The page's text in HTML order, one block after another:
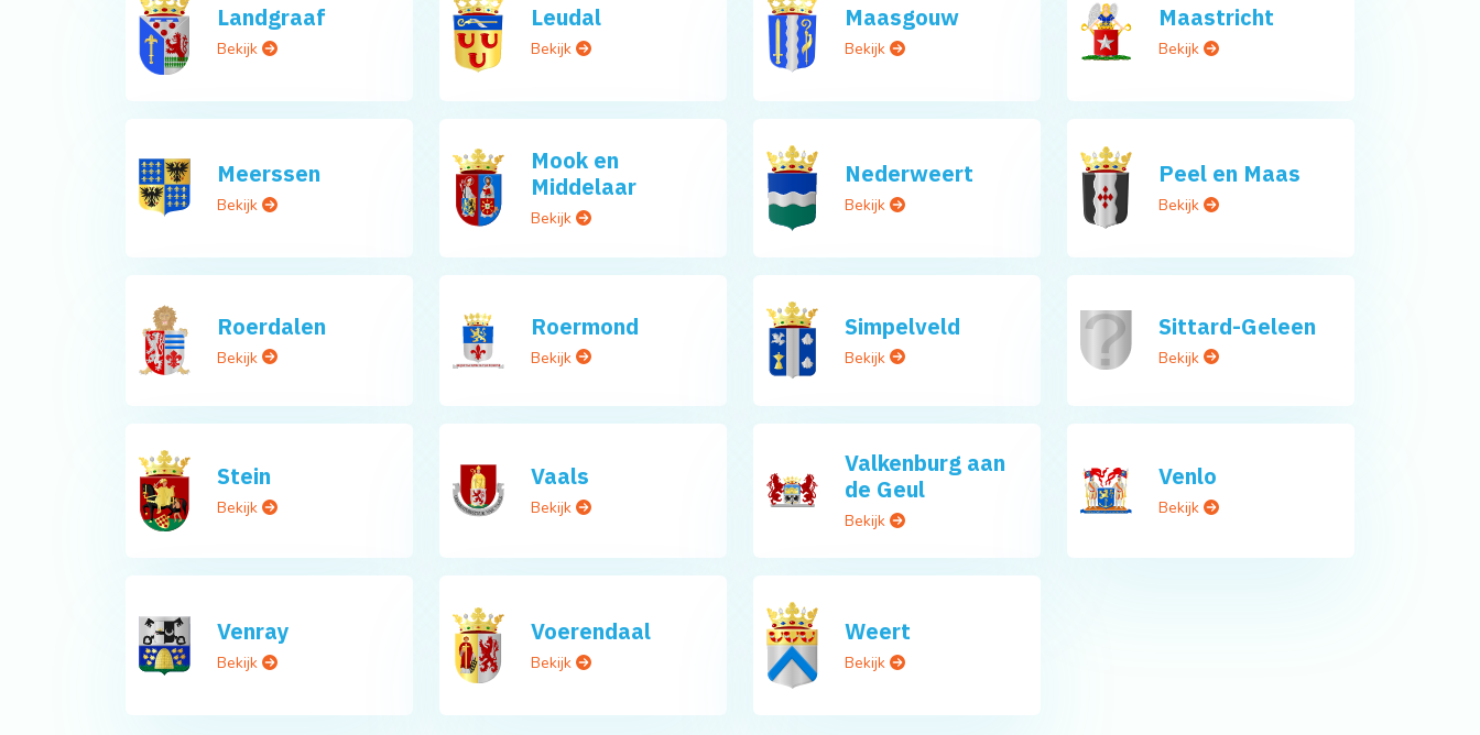
Landgraaf
Bekijk
Leudal
Bekijk
Maasgouw
Bekijk
Maastricht
Bekijk
Meerssen
Bekijk
Mook en
Middelaar
Bekijk
Nederweert
Bekijk
Peel en Maas
Bekijk
Roerdalen
Bekijk
Roermond
Bekijk
Simpelveld
Bekijk
Sittard-Geleen
Bekijk
Stein
Bekijk
Vaals
Bekijk
Valkenburg aan
de Geul
Bekijk
Venlo
Bekijk
Venray
Bekijk
Voerendaal
Bekijk
Weert
Bekijk